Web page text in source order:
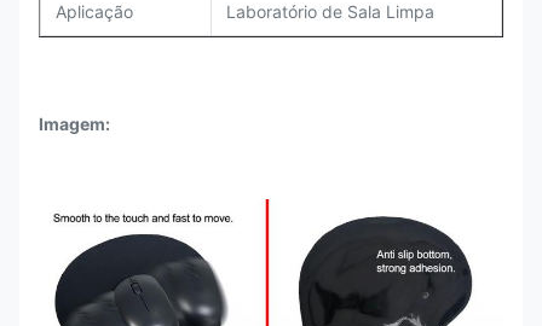
Aplicação Laboratório de Sala Limpa
Imagem: